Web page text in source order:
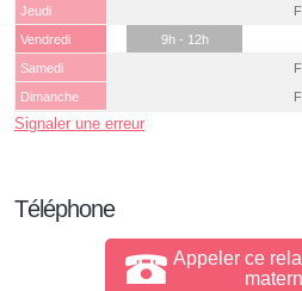
Jeudi
Vendredi
9h - 12h
Samedi
Dimanche
Signaler une erreur
Téléphone
Appeler ce